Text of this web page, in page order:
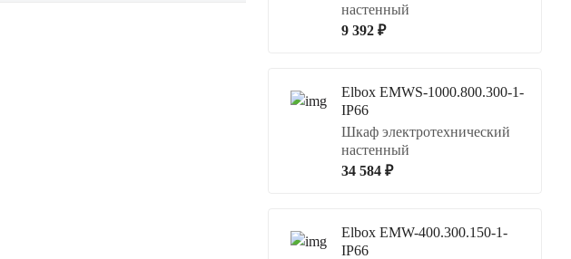
настенный
9 392 ₽
Elbox EMWS-1000.800.300-1-
IP66
Шкаф электротехнический
настенный
34 584 ₽
Elbox EMW-400.300.150-1-
IP66